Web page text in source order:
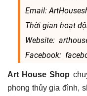
Email:
Thời gian hoạt
Website:
Facebook:
Art House Shop
phong thủy gia đình,